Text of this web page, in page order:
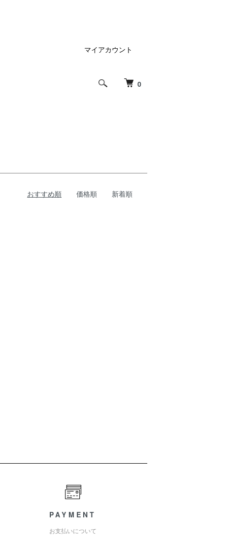
0
マイアカウント
おすすめ順 価格順 新着順
PAYMENT
お支払いについて